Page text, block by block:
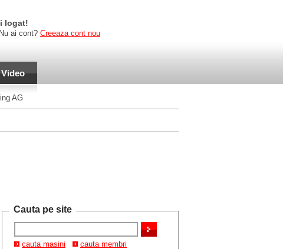
logat!
ai cont? Creeaza cont nou
Video
AG
Cauta pe site
cauta masini cauta membri